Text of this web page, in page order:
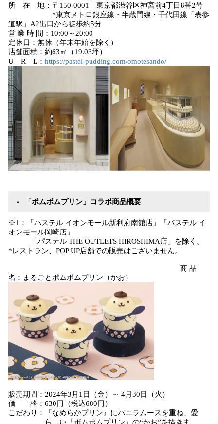
所 在 地：〒150-0001 東京都渋谷区神宮前4丁目8番2号
*東京メトロ銀座線・半蔵門線・千代田線「表参
道駅」A2出口から徒歩約5分
営 業 時 間：10:00～20:00
定休日：無休（年末年始を除く）
店舗面積：約63㎡（19.03坪）
U R L： https://pastel-pudding.com/omotesando/
「ポムポムプリン」コラボ商品概要
※1：「パステル イオンモール新利府南館店」「パステル イ
オンモール岡崎店」
「パステル THE OUTLETS HIROSHIMA店」を除く。
*レストラン、POP UP店舗での販売はございません。
商 品
名：まるごとポムポムプリン（かお）
販売期間：2024年3月1日（金）～ 4月30日（火）
価 格：630円（税込680円）
こだわり：『なめらかプリン』にバニラムースを重ね、愛
らしい「ポムポムプリン」の“かお”を描きま